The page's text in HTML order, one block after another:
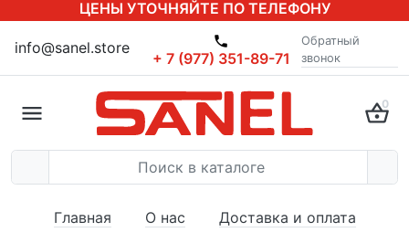
ЦЕНЫ УТОЧНЯЙТЕ ПО ТЕЛЕФОНУ
info@sanel.store
+ 7 (977) 351-89-71
Обратный
звонок
0
Главная О нас
Доставка и оплата